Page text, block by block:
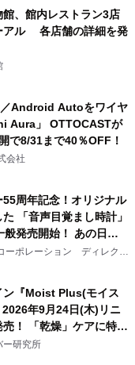
、館内レストラン3店
アル 各店舗の詳細を発
Android Autoをワイヤ
Aura」 OTTOCASTが
で8/31まで40％OFF！
会社
周年記念！オリジナル
「音声目覚まし時計」
般発売開始！ あの日の
る
ーポレーション ディレクト
ン『Moist Plus(モイス
2026年9月24日(木)リニ
売！ 「乾燥」ケアに特化
で潤いに満ちた肌へ
ー研究所